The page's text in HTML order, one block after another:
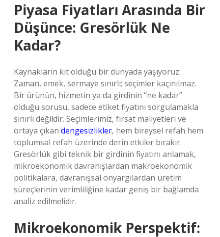
Piyasa Fiyatları Arasında Bir
Düşünce: Gresörlük Ne
Kadar?
Kaynakların kıt olduğu bir dünyada yaşıyoruz:
Zaman, emek, sermaye sınırlı; seçimler kaçınılmaz.
Bir ürünün, hizmetin ya da girdinin “ne kadar”
olduğu sorusu, sadece etiket fiyatını sorgulamakla
sınırlı değildir. Seçimlerimiz, fırsat maliyetleri ve
ortaya çıkan dengesizlikler, hem bireysel refah hem
toplumsal refah üzerinde derin etkiler bırakır.
Gresörlük gibi teknik bir girdinin fiyatını anlamak,
mikroekonomik davranışlardan makroekonomik
politikalara, davranışsal önyargılardan üretim
süreçlerinin verimliliğine kadar geniş bir bağlamda
analiz edilmelidir.
Mikroekonomik Perspektif: